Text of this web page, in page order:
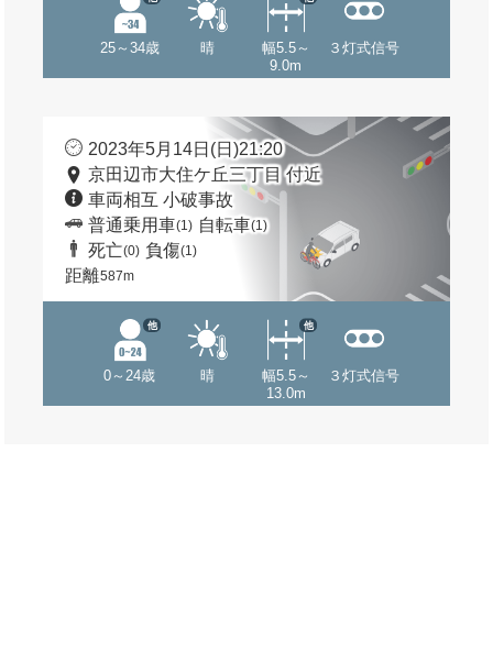
25～34歳 晴
幅5.5～
9.0m
３灯式信号
2023年5月14日(日)21:20
京田辺市大住ケ丘三丁目 付近
車両相互 小破事故
普通乗用車(1) 自転車(1)
死亡(0) 負傷(1)
距離587m
0～24歳
他
晴
幅5.5～
13.0m
他
３灯式信号